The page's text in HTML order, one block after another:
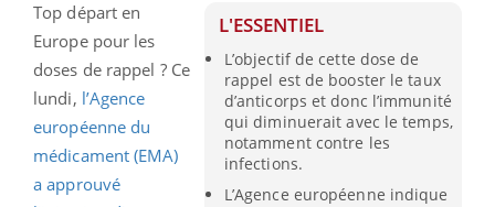
L'ESSENTIEL
L’objectif de cette dose de
rappel est de booster le taux
d’anticorps et donc l’immunité
qui diminuerait avec le temps,
notamment contre les
infections.
L’Agence européenne indique
Top départ en
Europe pour les
doses de rappel ? Ce
lundi, l’Agence
européenne du
médicament (EMA)
a approuvé